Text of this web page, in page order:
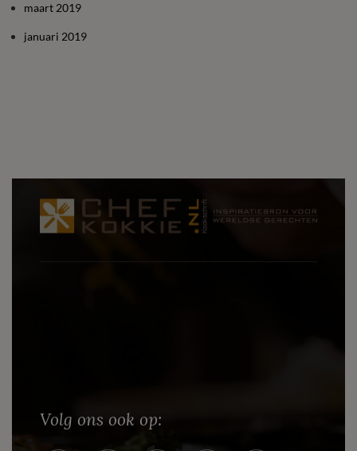
maart 2019
januari 2019
Volg ons ook op: